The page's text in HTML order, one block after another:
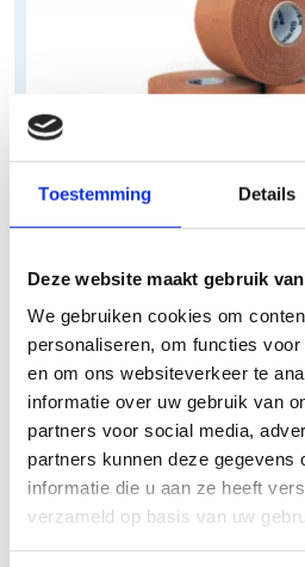
Toestemming Details
Deze website maakt gebruik
We gebruiken cookies om
personaliseren, om functies
en om ons websiteverkeer te
informatie over uw gebruik van
partners voor social media,
partners kunnen deze gegevens
informatie die u aan ze heeft
verzameld op basis van uw
Vaste tape in de
In de fysiotherapie vormt vaste tape
diverse behandelings- en
ter ondersteuning en stabilisatie van
herstelproces na blessures. Hierdoor
overbelaste of geblesseerde spieren
worden gebruikt om de houding van
specifieke lichaamsdelen in de
Kenmerken
Stevige fixatie